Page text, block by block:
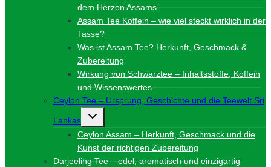
dem Herzen Assams
Assam Tee Koffein – wie viel steckt wirklich in der
Tasse?
Was ist Assam Tee? Herkunft, Geschmack &
Zubereitung
Wirkung von Schwarztee – Inhaltsstoffe, Koffein
und Wissenswertes
Ceylon Tee – Ursprung, Geschichte und die Teewelt Sri
Lankas
Untermenü
Ceylon Assam – Herkunft, Geschmack und die
Kunst der richtigen Zubereitung
Darjeeling Tee – edel, aromatisch und einzigartig